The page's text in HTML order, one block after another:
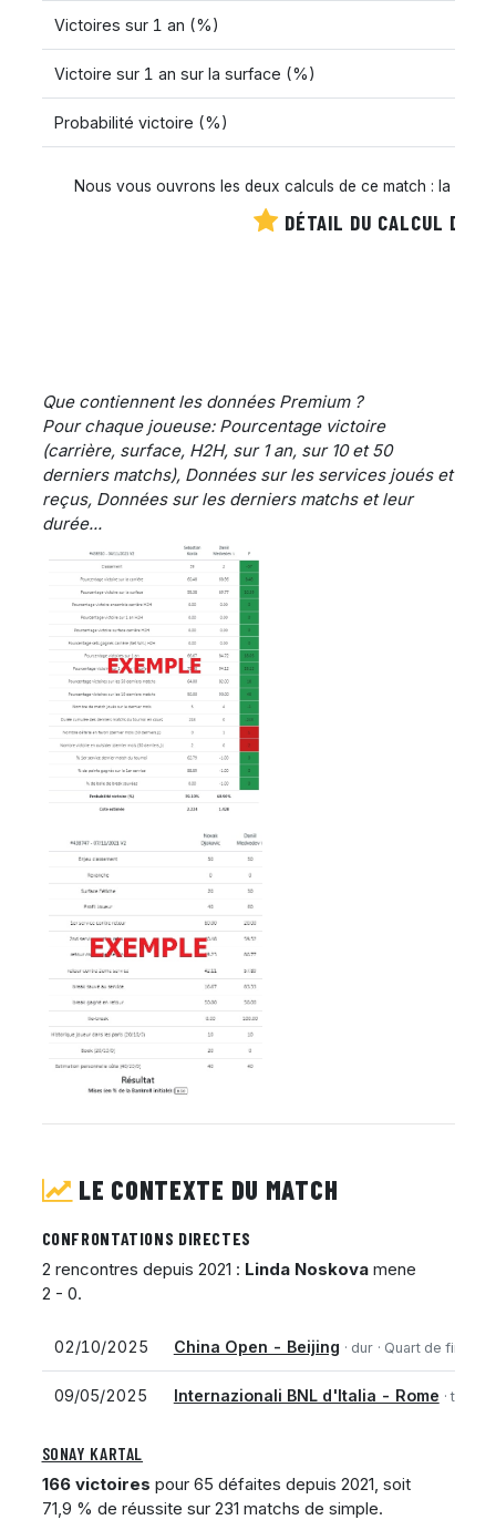
Victoires sur 1 an (%)
Victoire sur 1 an sur la surface (%)
Probabilité victoire (%)
Nous vous ouvrons les deux calculs de ce match : la
DÉTAIL DU CALCUL DE
Que contiennent les données Premium ?
Pour chaque joueuse: Pourcentage victoire
(carrière, surface, H2H, sur 1 an, sur 10 et 50
derniers matchs), Données sur les services joués et
reçus, Données sur les derniers matchs et leur
durée...
LE CONTEXTE DU MATCH
CONFRONTATIONS DIRECTES
2 rencontres depuis 2021 : Linda Noskovamene
2 - 0.
02/10/2025 China Open - Beijing · dur · Quart de finale
09/05/2025 Internazionali BNL d'Italia - Rome · terre
SONAY KARTAL
166 victoires pour 65 défaites depuis 2021, soit
71,9 % de réussite sur 231 matchs de simple.